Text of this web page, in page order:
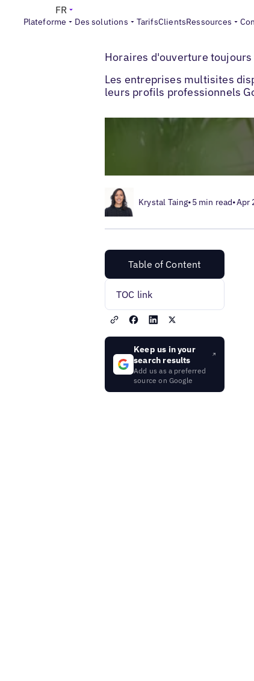
Plateforme Des solutions TarifsClientsRessources
FR
Blogs> Optimisation des fiches
Horaires d'ouverture
Les entreprises multisites
leurs profils professionnels
Krystal Taing•5 min read•Apr
Table of Content
TOC link
Keep us in your
search results
Add us as a preferred
source on Google